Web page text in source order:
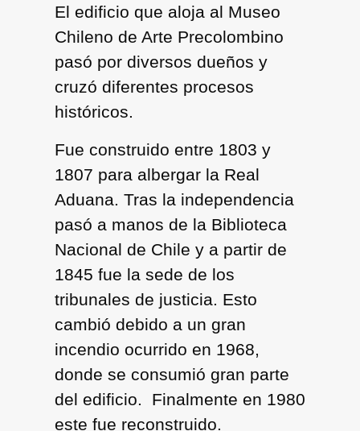
El edificio que aloja al Museo
Chileno de Arte Precolombino
pasó por diversos dueños y
cruzó diferentes procesos
históricos.
Fue construido entre 1803 y
1807 para albergar la Real
Aduana. Tras la independencia
pasó a manos de la Biblioteca
Nacional de Chile y a partir de
1845 fue la sede de los
tribunales de justicia. Esto
cambió debido a un gran
incendio ocurrido en 1968,
donde se consumió gran parte
del edificio. Finalmente en 1980
este fue reconstruido.